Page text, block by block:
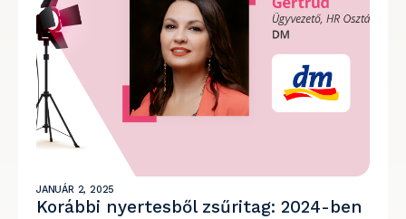
JANUÁR 2, 2025
Korábbi nyertesből zsűritag: 2024-ben